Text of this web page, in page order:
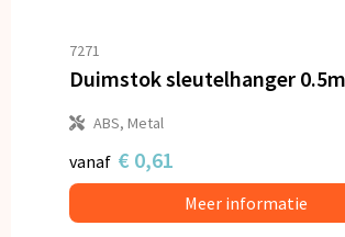
7271
Duimstok sleutelhanger 0.5m
ABS, Metal
vanaf € 0,61
Meer informatie